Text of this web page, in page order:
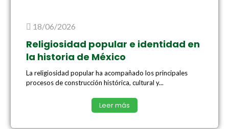
18/06/2026
Religiosidad popular e identidad en
la historia de México
La religiosidad popular ha acompañado los principales
procesos de construcción histórica, cultural y...
Leer más